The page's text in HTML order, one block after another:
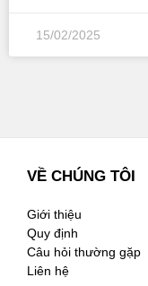
15/02/2025
VỀ CHÚNG TÔI
Giới thiệu
Quy định
Câu hỏi thường gặp
Liên hệ